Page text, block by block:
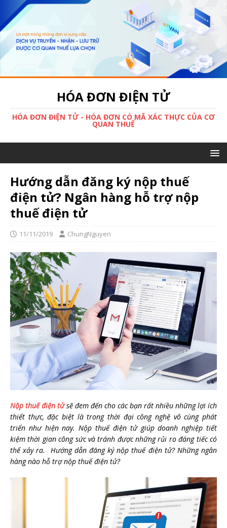
HÓA ĐƠN ĐIỆN TỬ
HÓA ĐƠN ĐIỆN TỬ - HÓA ĐƠN CÓ MÃ XÁC THỰC CỦA CƠ
QUAN THUẾ
Hướng dẫn đăng ký nộp thuế
điện tử? Ngân hàng hỗ trợ nộp
thuế điện tử
11/11/2019 ChungNguyen
Nộp thuế điện tửsẽ đem đến cho các bạn rất nhiều những lợi ích
thiết thực, đặc biệt là trong thời đại công nghệ vô cùng phát
triển như hiện nay. Nộp thuế điện tử giúp doanh nghiệp tiết
kiệm thời gian công sức và tránh được những rủi ro đáng tiếc có
thể xảy ra. Hướng dẫn đăng ký nộp thuế điện tử? Những ngân
hàng nào hỗ trợ nộp thuế điện tử?